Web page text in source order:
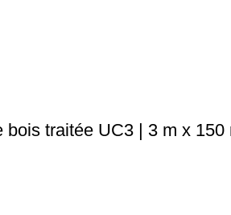
traitée UC3 | 3 m x 150